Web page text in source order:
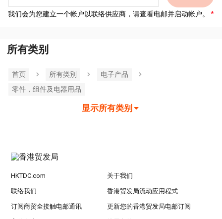
我们会为您建立一个帐户以联络供应商，请查看电邮并启动帐户。
所有类别
首页 所有类別
电子产品
零件，组件及电器用品
显示所有类别
HKTDC.com 关于我们
联络我们 香港贸发局流动应用程式
订阅商贸全接触电邮通讯 更新您的香港贸发局电邮订阅